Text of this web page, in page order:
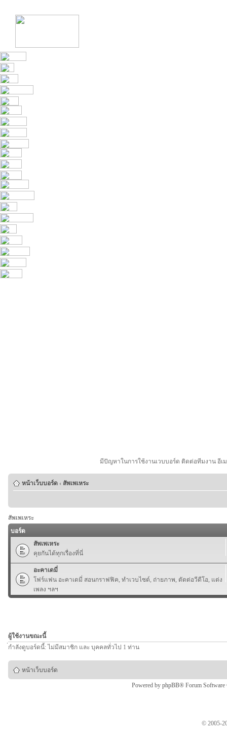
มีปัญหาในการใช้งานเวบบอร์ด ติดต่อทีมงาน อีเ
หน้าเว็บบอร์ด ‹ สัพเพเหระ
สัพเพเหระ
บอร์ด
สัพเพเหระ
คุยกันได้ทุกเรื่องที่นี่
อะคาเดมี่
โฟร์แฟน อะคาเดมี่ สอนกราฟฟิค, ทำเวบไซต์, ถ่ายภาพ, ตัดต่อวีดีโอ, แต่ง
เพลง ฯลฯ
ผู้ใช้งานขณะนี้
่กำลังดูบอร์ดนี้: ไม่มีสมาชิก และ บุคคลทั่วไป 1 ท่าน
หน้าเว็บบอร์ด
Powered by phpBB® Forum
© 2005-